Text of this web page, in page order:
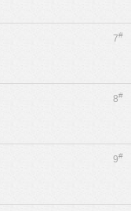
7#
8#
9#